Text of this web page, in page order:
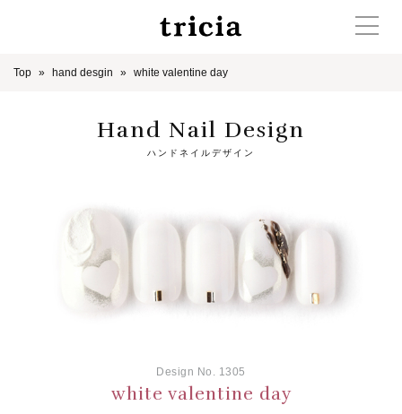
Top hand desgin white valentine day
Hand Nail Design
ハンドネイルデザイン
Design No. 1305
white valentine day